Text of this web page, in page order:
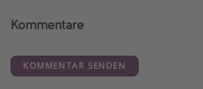
Kommentare
KOMMENTAR SENDEN